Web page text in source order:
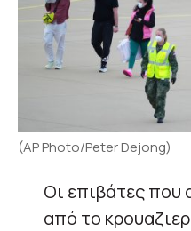
(AP Photo/Peter Dejong)
Οι επιβάτες
από το